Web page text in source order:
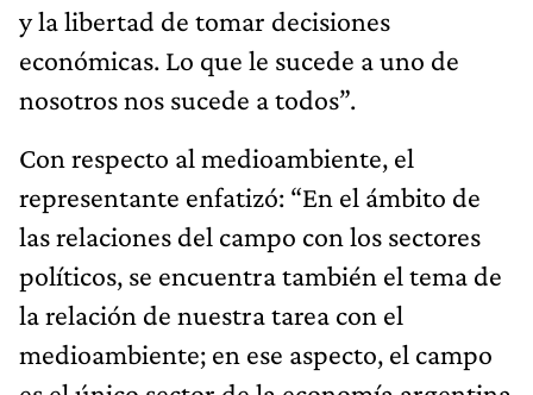
y la libertad de tomar decisiones
económicas. Lo que le sucede a uno de
nosotros nos sucede a todos”.
Con respecto al medioambiente, el
representante enfatizó: “En el ámbito de
las relaciones del campo con los sectores
políticos, se encuentra también el tema de
la relación de nuestra tarea con el
medioambiente; en ese aspecto, el campo